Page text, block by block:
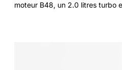
moteur B48, un 2.0 litres turbo